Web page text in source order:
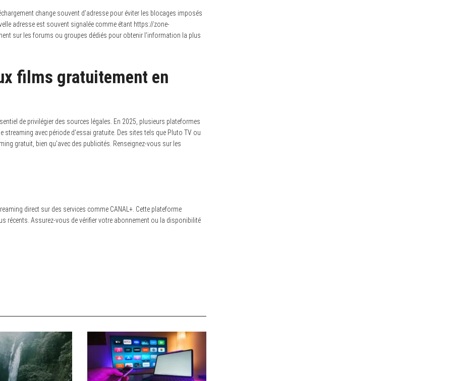
change souvent d’adresse pour éviter les blocages imposés
adresse est souvent signalée comme étant https://zone-
sur les forums ou groupes dédiés pour obtenir l’information la plus
films gratuitement en
de privilégier des sources légales. En 2025, plusieurs plateformes
avec période d’essai gratuite. Des sites tels que Pluto TV ou
gratuit, bien qu’avec des publicités. Renseignez-vous sur les
direct sur des services comme CANAL+. Cette plateforme
récents. Assurez-vous de vérifier votre abonnement ou la disponibilité